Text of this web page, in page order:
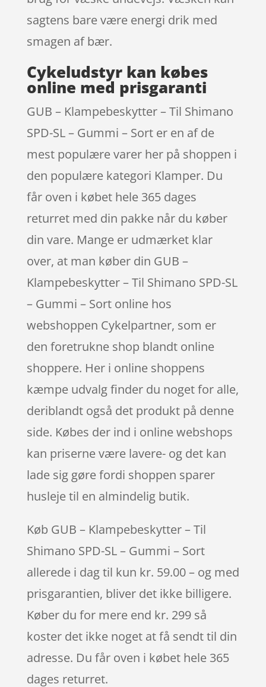
sagtens bare være energi drik med
smagen af bær.
Cykeludstyr kan købes
online med prisgaranti
GUB – Klampebeskytter – Til Shimano
SPD-SL – Gummi – Sort er en af de
mest populære varer her på shoppen i
den populære kategori Klamper. Du
får oven i købet hele 365 dages
returret med din pakke når du køber
din vare. Mange er udmærket klar
over, at man køber din GUB –
Klampebeskytter – Til Shimano SPD-SL
– Gummi – Sort online hos
webshoppen Cykelpartner, som er
den foretrukne shop blandt online
shoppere. Her i online shoppens
kæmpe udvalg finder du noget for alle,
deriblandt også det produkt på denne
side. Købes der ind i online webshops
kan priserne være lavere- og det kan
lade sig gøre fordi shoppen sparer
husleje til en almindelig butik.
Køb GUB – Klampebeskytter – Til
Shimano SPD-SL – Gummi – Sort
allerede i dag til kun kr. 59.00 – og med
prisgarantien, bliver det ikke billigere.
Køber du for mere end kr. 299 så
koster det ikke noget at få sendt til din
adresse. Du får oven i købet hele 365
dages returret.